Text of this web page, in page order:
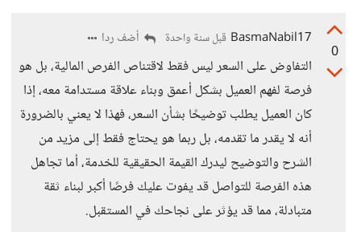
0
BasmaNabil17 قبل سنة واحدة أضف ردا
التفاوض على السعر ليس فقط لاقتناص الفرص المالية، بل هو
فرصة لفهم العميل بشكل أعمق وبناء علاقة مستدامة معه، إذا
كان العميل يطلب توضيحًا بشأن السعر، فهذا لا يعني بالضرورة
أنه لا يقدر ما تقدمه، بل ربما هو يحتاج فقط إلى مزيد من
الشرح والتوضيح ليدرك القيمة الحقيقية للخدمة، أما تجاهل
هذه الفرصة للتواصل قد يفوت عليك فرصًا أكبر لبناء ثقة
متبادلة، مما قد يؤثر على نجاحك في المستقبل.